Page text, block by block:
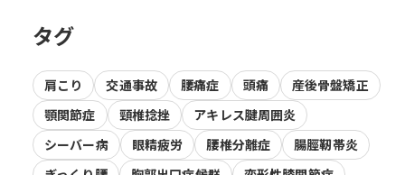
タグ
肩こり 交通事故 腰痛症 頭痛
産後骨盤矯正
顎関節症
頸椎捻挫
アキレス腱周囲炎
シーバー病
眼精疲労 腰椎分離症
腸脛靭帯炎